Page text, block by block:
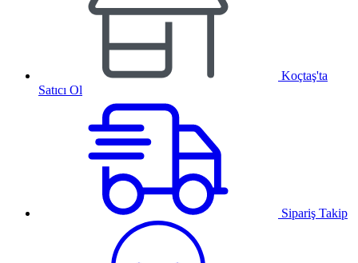
Koçtaş'ta
Satıcı Ol
Sipariş Takip